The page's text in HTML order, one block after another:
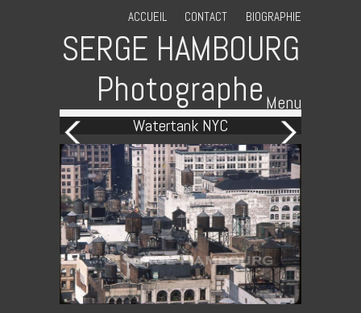
ACCUEIL CONTACT BIOGRAPHIE
SERGE HAMBOURG
Photographe Menu
Skip to contentWatertank NYC